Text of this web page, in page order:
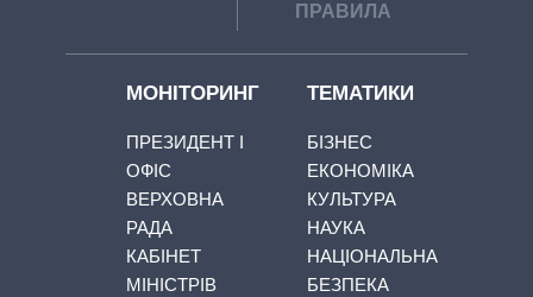
ПРАВИЛА
МОНІТОРИНГ
ПРЕЗИДЕНТ І
ОФІС
ВЕРХОВНА
РАДА
КАБІНЕТ
МІНІСТРІВ
ТЕМАТИКИ
БІЗНЕС
ЕКОНОМІКА
КУЛЬТУРА
НАУКА
НАЦІОНАЛЬНА
БЕЗПЕКА